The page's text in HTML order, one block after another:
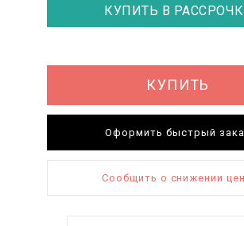
КУПИТЬ В
КУПИТЬ
Оформить быстрый
Сообщить о снижении